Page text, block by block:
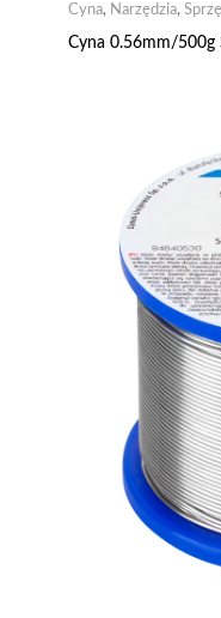
Cyna, Narzędzia,
Cyna 0.56mm/500g